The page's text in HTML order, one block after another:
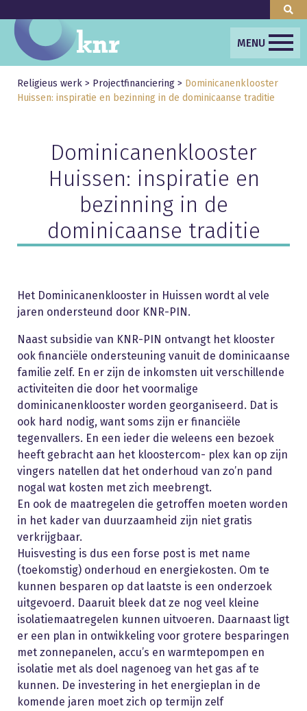
MENU
Religieus werk > Projectfinanciering > Dominicanenklooster
Huissen: inspiratie en bezinning in de dominicaanse traditie
Dominicanenklooster
Huissen: inspiratie en
bezinning in de
dominicaanse traditie
Het Dominicanenklooster in Huissen wordt al vele
jaren ondersteund door KNR-PIN.
Naast subsidie van KNR-PIN ontvangt het klooster
ook financiële ondersteuning vanuit de dominicaanse
familie zelf. En er zijn de inkomsten uit verschillende
activiteiten die door het voormalige
dominicanenklooster worden georganiseerd. Dat is
ook hard nodig, want soms zijn er financiële
tegenvallers. En een ieder die weleens een bezoek
heeft gebracht aan het kloostercom- plex kan op zijn
vingers natellen dat het onderhoud van zo’n pand
nogal wat kosten met zich meebrengt.
En ook de maatregelen die getroffen moeten worden
in het kader van duurzaamheid zijn niet gratis
verkrijgbaar.
Huisvesting is dus een forse post is met name
(toekomstig) onderhoud en energiekosten. Om te
kunnen besparen op dat laatste is een onderzoek
uitgevoerd. Daaruit bleek dat ze nog veel kleine
isolatiemaatregelen kunnen uitvoeren. Daarnaast ligt
er een plan in ontwikkeling voor grotere besparingen
met zonnepanelen, accu’s en warmtepompen en
isolatie met als doel nagenoeg van het gas af te
kunnen. De investering in het energieplan in de
komende jaren moet zich op termijn zelf